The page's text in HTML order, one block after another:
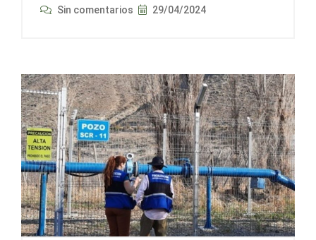
Sin comentarios 29/04/2024